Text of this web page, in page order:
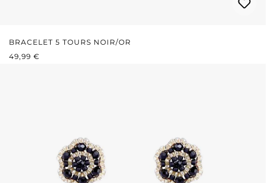
BRACELET 5 TOURS NOIR/OR
PRIX RÉGULIER :
49,99 €